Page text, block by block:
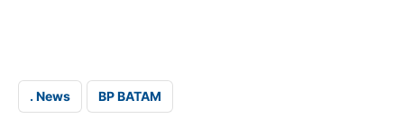
. News BP BATAM